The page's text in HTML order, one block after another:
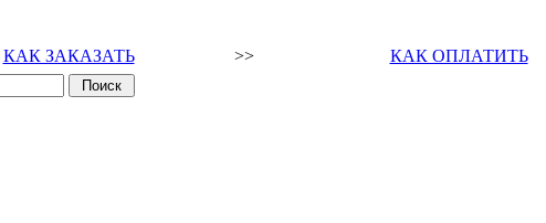
КАК ЗАКАЗАТЬ >> КАК ОПЛАТИТЬ